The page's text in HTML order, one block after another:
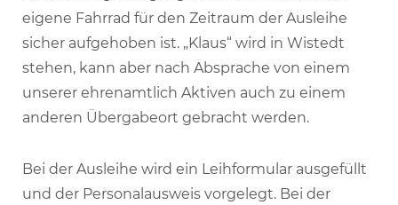
eigene Fahrrad für den Zeitraum der Ausleihe
sicher aufgehoben ist. „Klaus“ wird in Wistedt
stehen, kann aber nach Absprache von einem
unserer ehrenamtlich Aktiven auch zu einem
anderen Übergabeort gebracht werden.
Bei der Ausleihe wird ein Leihformular ausgefüllt
und der Personalausweis vorgelegt. Bei der